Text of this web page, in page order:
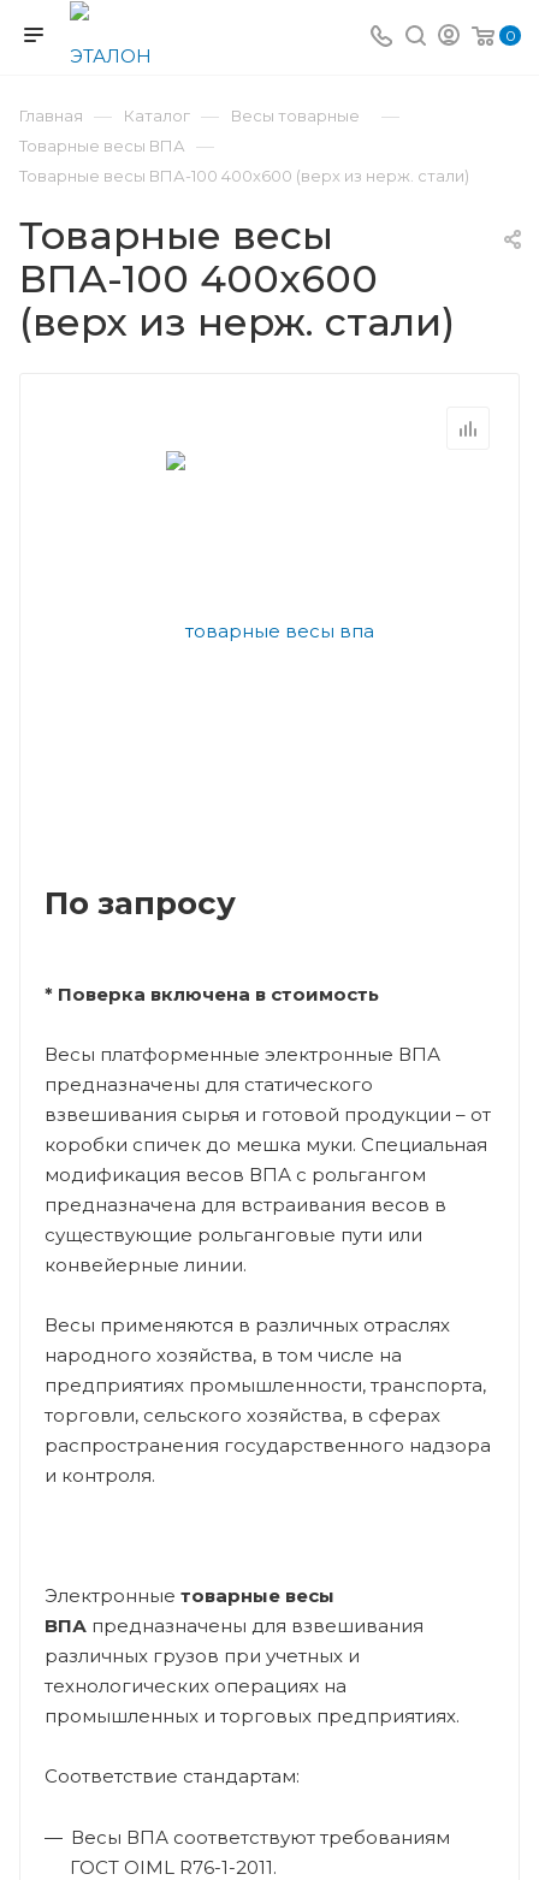
0
Главная — Каталог — Весы товарные —
Товарные весы ВПА —
Товарные весы ВПА-100 400x600 (верх из нерж. стали)
Товарные весы
ВПА-100 400x600
(верх из нерж. стали)
По запросу
* Поверка включена в стоимость
Весы платформенные электронные ВПА
предназначены для статического
взвешивания сырья и готовой продукции – от
коробки спичек до мешка муки. Специальная
модификация весов ВПА с рольгангом
предназначена для встраивания весов в
существующие рольганговые пути или
конвейерные линии.
Весы применяются в различных отраслях
народного хозяйства, в том числе на
предприятиях промышленности, транспорта,
торговли, сельского хозяйства, в сферах
распространения государственного надзора
и контроля.
Электронные товарные весы
ВПА предназначены для взвешивания
различных грузов при учетных и
технологических операциях на
промышленных и торговых предприятиях.
Соответствие стандартам:
Весы ВПА соответствуют требованиям
ГОСТ OIML R76-1-2011.